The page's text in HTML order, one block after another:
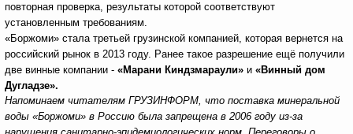
повторная проверка, результаты которой соответствуют
установленным требованиям.
«Боржоми» стала третьей грузинской компанией, которая вернется на
российский рынок в 2013 году. Ранее такое разрешение ещё получили
две винные компании - «Марани Киндзмараули» и «Винный дом
Дугладзе».
Напоминаем читателям ГРУЗИНФОРМ, что поставка минеральной
воды «Боржоми» в Россию была запрещена в 2006 году из-за